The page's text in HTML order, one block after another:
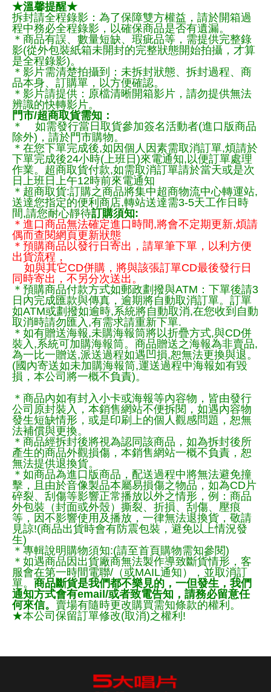
★溫馨提醒★
拆封請全程錄影：為了保障雙方權益，請於開箱過
程中務必全程錄影，以確保商品是否有遺漏。
＊商品有誤、數量短缺、瑕疵品等，需提供完整錄
影(從外包裝紙箱未開封的完整狀態開始拍攝，才算
是全程錄影)。
＊影片需清楚拍攝到：未拆封狀態、拆封過程、商
品本身、訂購單，以方便確認。
＊影片請提供：原檔清晰開箱影片，請勿提供無法
辨識的快轉影片。
門市/超商取貨需知：
＊ 如需發行當日取貨參加簽名活動者(進口版商品
除外)，請於門市購物。
＊在您下單完成後,如因個人因素需取消訂單,煩請於
下單完成後24小時(上班日)來電通知,以便訂單處理
作業。超商取貨付款,如需取消訂單請於當天或是次
日上班日上午12時前來電通知
＊超商取貨:訂購之商品將集中超商物流中心轉運站,
送達您指定的便利商店,轉站送達需3-5天工作日時
間,請您耐心靜待訂購須知:
＊進口商品無法確定進口時間,將會不定期更新,煩請
偶而查閱網頁更新狀態
＊預購商品以發行日寄出，請單筆下單，以利方便
出貨流程，
如與其它CD併購，將與該張訂單CD最後發行日
同時寄出，不另分次送出。
＊預購商品付款方式如郵政劃撥與ATM：下單後請3
日內完成匯款與傳真，逾期將自動取消訂單。訂單
如ATM或劃撥如逾時,系統將自動取消,在您收到自動
取消時請勿匯入,有需求請重新下單.
＊如有贈送海報,未購海報筒將以折疊方式,與CD併
裝入,系統可加購海報筒。商品贈送之海報為非賣品,
為一比一贈送,派送過程如遇凹損,恕無法更換與退。
(國內寄送如未加購海報筒,運送過程中海報如有毀
損，本公司將一概不負責)。
＊商品內如有封入小卡或海報等內容物，皆由發行
公司原封裝入，本銷售網站不便拆閱，如遇內容物
發生短缺情形，或是印刷上的個人觀感問題，恕無
法補償與更換。
＊商品經拆封後將視為認同該商品，如為拆封後所
產生的商品外觀損傷，本銷售網站一概不負責，恕
無法提供退換貨。
＊如商品為進口版商品，配送過程中將無法避免撞
擊，且由於音像製品本屬易損傷之物品，如為CD片
碎裂、刮傷等影響正常播放以外之情形，例：商品
外包裝（封面或外殼）撕裂、折損、刮傷、壓痕
等，因不影響使用及播放，一律無法退換貨，敬請
見諒!(商品出貨時會有防震包裝，避免以上情況發
生)
＊專輯說明購物須知:(請至首頁購物需知參閱)
＊如遇商品因出貨廠商無法製作導致斷貨情形，客
服會在第一時間電聯/（或MAIL通知），並取消訂
單。 商品斷貨是我們都不樂見的，一但發生，我們
通知方式會有email/或者致電告知，請務必留意任
何來信。 賣場有隨時更改購買需知條款的權利。
★本公司保留訂單修改(取消)之權利!